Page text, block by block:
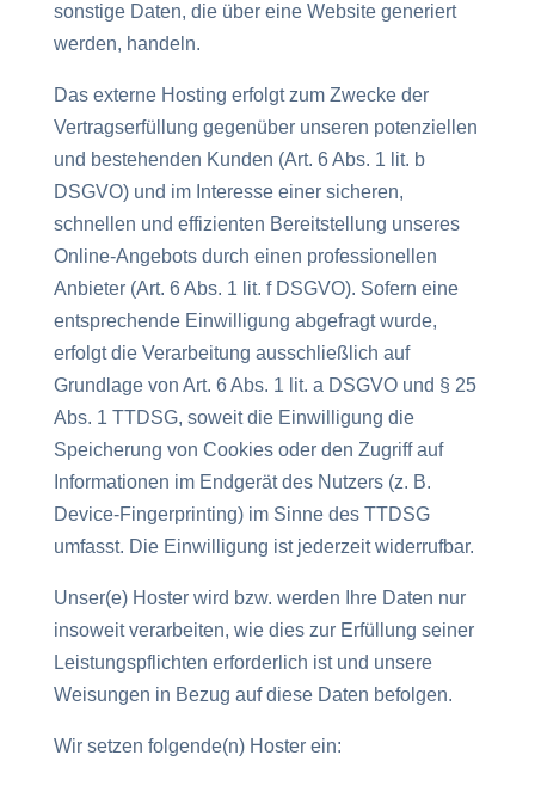
sonstige Daten, die über eine Website generiert
werden, handeln.
Das externe Hosting erfolgt zum Zwecke der
Vertragserfüllung gegenüber unseren potenziellen
und bestehenden Kunden (Art. 6 Abs. 1 lit. b
DSGVO) und im Interesse einer sicheren,
schnellen und effizienten Bereitstellung unseres
Online-Angebots durch einen professionellen
Anbieter (Art. 6 Abs. 1 lit. f DSGVO). Sofern eine
entsprechende Einwilligung abgefragt wurde,
erfolgt die Verarbeitung ausschließlich auf
Grundlage von Art. 6 Abs. 1 lit. a DSGVO und § 25
Abs. 1 TTDSG, soweit die Einwilligung die
Speicherung von Cookies oder den Zugriff auf
Informationen im Endgerät des Nutzers (z. B.
Device-Fingerprinting) im Sinne des TTDSG
umfasst. Die Einwilligung ist jederzeit widerrufbar.
Unser(e) Hoster wird bzw. werden Ihre Daten nur
insoweit verarbeiten, wie dies zur Erfüllung seiner
Leistungspflichten erforderlich ist und unsere
Weisungen in Bezug auf diese Daten befolgen.
Wir setzen folgende(n) Hoster ein: